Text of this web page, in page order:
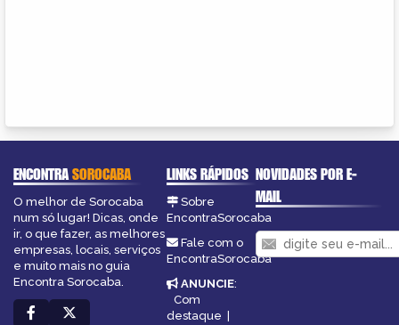
ENCONTRASOROCABA
O melhor de Sorocaba
num só lugar! Dicas, onde
ir, o que fazer, as melhores
empresas, locais, serviços
e muito mais no guia
Encontra Sorocaba.
LINKS RÁPIDOS
Sobre
EncontraSorocaba
Fale com o
EncontraSorocaba
ANUNCIE:
Com
destaque |
NOVIDADES POR E-
MAIL